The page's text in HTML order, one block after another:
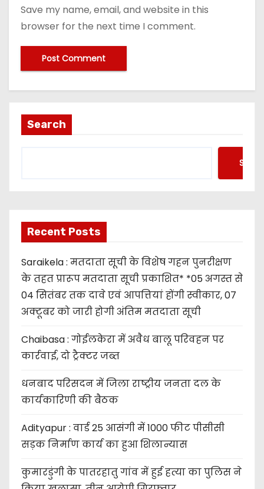
Save my name, email, and website in this
browser for the next time I comment.
Search
Recent Posts
Saraikela : मतदाता सूची के विशेष गहन पुनरीक्षण
के तहत प्रारूप मतदाता सूची प्रकाशित* *05 अगस्त से
04 सितंबर तक दावे एवं आपत्तियां होंगी स्वीकार, 07
अक्टूबर को जारी होगी अंतिम मतदाता सूची
Chaibasa : गोईलकेरा में अवैध बालू परिवहन पर
कार्रवाई, दो ट्रैक्टर जब्त
धनबाद परिसदन में जिला राष्ट्रीय जनता दल के
कार्यकारिणी की बैठक
Adityapur : वार्ड 25 आसंगी में 1000 फीट पीसीसी
सड़क निर्माण कार्य का हुआ शिलान्यास
कुमारडुंगी के पातरहातु गांव में हुई हत्या का पुलिस ने